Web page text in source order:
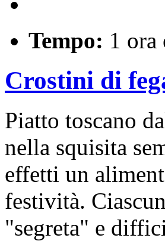
Tempo: 1
Crostini di
Piatto toscano
nella squisita
effetti un
festività.
"segreta" e